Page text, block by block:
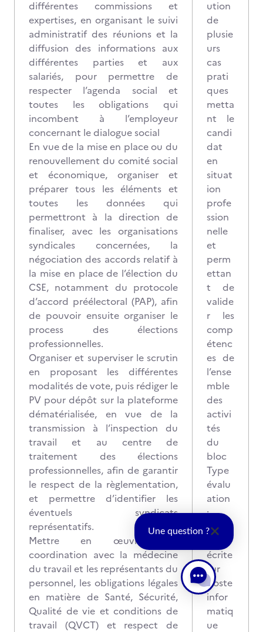
différentes commissions et
expertises, en organisant le suivi
administratif des réunions et la
diffusion des informations aux
différentes parties et aux
salariés, pour permettre de
respecter l’agenda social et
toutes les obligations qui
incombent à l’employeur
concernant le dialogue social
En vue de la mise en place ou du
renouvellement du comité social
et économique, organiser et
préparer tous les éléments et
toutes les données qui
permettront à la direction de
finaliser, avec les organisations
syndicales concernées, la
négociation des accords relatif à
la mise en place de l’élection du
CSE, notamment du protocole
d’accord préélectoral (PAP), afin
de pouvoir ensuite organiser le
process des élections
professionnelles.
Organiser et superviser le scrutin
en proposant les différentes
modalités de vote, puis rédiger le
PV pour dépôt sur la plateforme
dématérialisée, en vue de la
transmission à l’inspection du
travail et au centre de
traitement des élections
professionnelles, afin de garantir
le respect de la règlementation,
et permettre d’identifier les
éventuels syndicats
représentatifs.
Mettre en œuvre, en
coordination avec la médecine
du travail et les représentants du
personnel, les obligations légales
en matière de Santé, Sécurité,
Qualité de vie et conditions de
travail (QVCT) et respect de
ution
de
plusie
urs
cas
prati
ques
metta
nt le
candi
dat
en
situat
ion
profe
ssion
nelle
et
perm
ettan
t de
valide
r les
comp
étenc
es de
l’ense
mble
des
activi
tés
du
bloc
Type
évalu
ation
:
Epreu
écrite
sur
poste
infor
matiq
ue
Une question ?